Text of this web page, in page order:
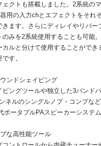
ェクトも搭載しました。2系統の
用の入力chとエフェクトをそれ
きます。さらにディレイやリバー
のみを2系統使用することも可能
カルと分けて使用することができ
す。
ンドシェイピング
ピングツールや独立した3バンド
ネルのシングルノブ・コンプなど
ポータブルPAスピーカーシステム
な高性能ツール